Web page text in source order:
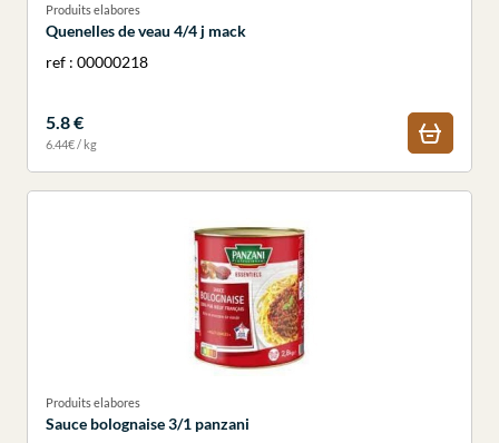
Produits elabores
Quenelles de veau 4/4 j mack
ref : 00000218
5.8 €
6.44€ / kg
Produits elabores
Sauce bolognaise 3/1 panzani